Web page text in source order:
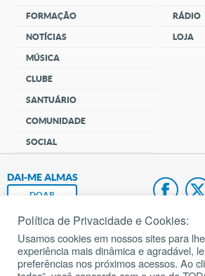
FORMAÇÃO
NOTÍCIAS
MÚSICA
CLUBE
SANTUÁRIO
COMUNIDADE
SOCIAL
RÁDIO
LOJA
DAI-ME ALMAS
DOAR
Fundação João Paulo II
Pedido de Oração
Política de Privacidade e Cookies:
Usamos cookies em nossos sites para
experiência mais dinâmica e agradável,
preferências nos próximos acessos. Ao